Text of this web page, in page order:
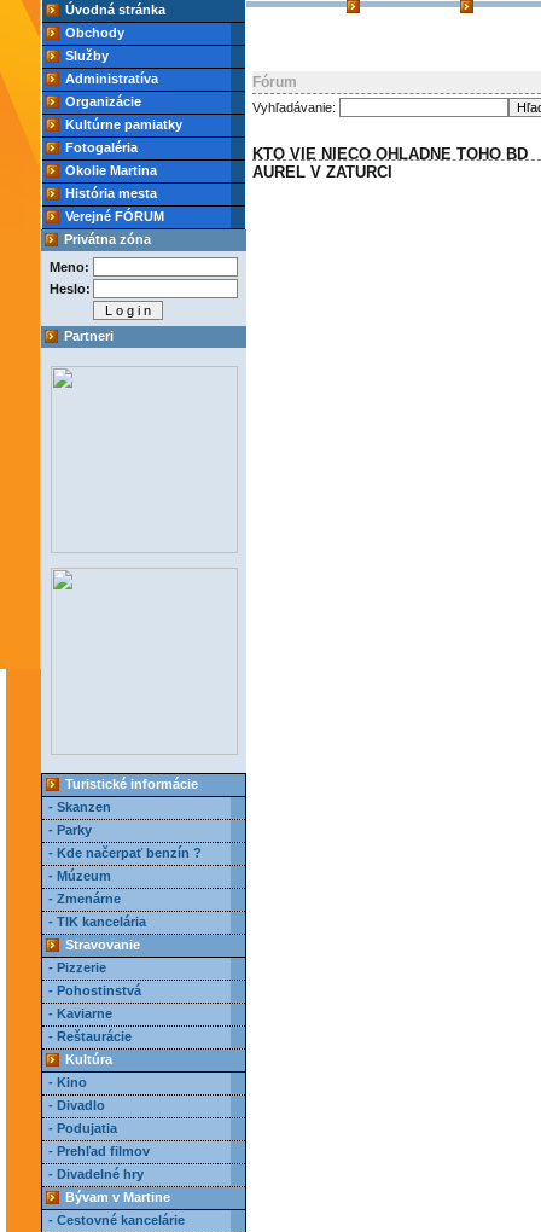
Úvodná stránka
Obchody
Služby
Administratíva
Organizácie
Kultúrne pamiatky
Fotogaléria
Okolie Martina
História mesta
Verejné FÓRUM
Privátna zóna
Meno:
Heslo:
Partneri
Turistické informácie
- Skanzen
- Parky
- Kde načerpať benzín ?
- Múzeum
- Zmenárne
- TIK kancelária
Stravovanie
- Pizzerie
- Pohostinstvá
- Kaviarne
- Reštaurácie
Kultúra
- Kino
- Divadlo
- Podujatia
- Prehľad filmov
- Divadelné hry
Bývam v Martine
- Cestovné kancelárie
Fórum
Vyhľadávanie:
KTO VIE NIECO OHLADNE TOHO BD
AUREL V ZATURCI